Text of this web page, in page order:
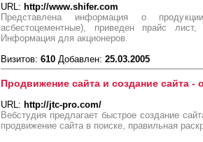
URL: http://www.shifer.com
Представлена информация о
асбестоцементные), приведен прайс
Информация для акционеров.
Визитов: 610 Добавлен: 25.03.2005
Продвижение сайта и создание сайта -
URL: http://jtc-pro.com/
Вебстудия предлагает быстрое создание
продвижение сайта в поиске, правильная